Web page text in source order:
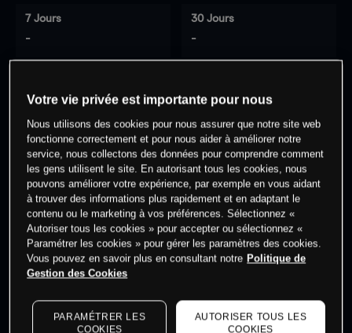
7 Jours
-
30 Jours
-
0% des clients ont une position à
cet actif
Commencez à trader
Les prix sont indicatifs.
dernières données du marché.Log into see latest
market data
Votre vie privée est importante pour nous
Nous utilisons des cookies pour nous assurer que notre site web
fonctionne correctement et pour nous aider à améliorer notre
service, nous collectons des données pour comprendre comment
les gens utilisent le site. En autorisant tous les cookies, nous
pouvons améliorer votre expérience, par exemple en vous aidant
à trouver des informations plus rapidement et en adaptant le
contenu ou le marketing à vos préférences. Sélectionnez «
Autoriser tous les cookies » pour accepter ou sélectionnez «
Paramétrer les cookies » pour gérer les paramètres des cookies.
Vous pouvez en savoir plus en consultant notre Politique de
Gestion des Cookies
PARAMÉTRER LES
COOKIES
AUTORISER TOUS LES
COOKIES